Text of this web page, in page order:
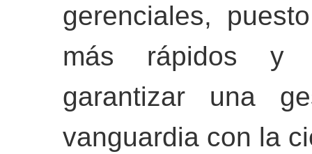
gerenciales,
más rápidos y
garantizar una
vanguardia con la